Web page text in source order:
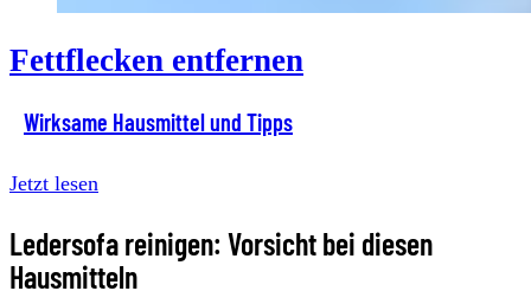
Fettflecken entfernen
Wirksame Hausmittel und Tipps
Jetzt lesen
Ledersofa reinigen: Vorsicht bei diesen
Hausmitteln